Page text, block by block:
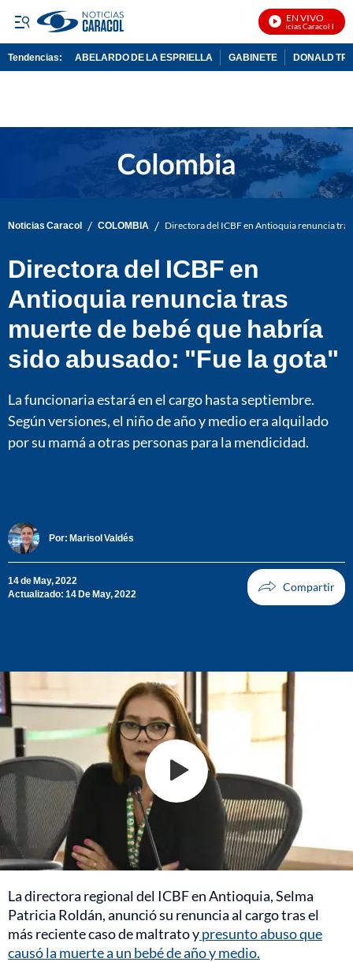
EN VIVO
Noticias Caracol En
Tendencias: ABELARDO DE LA ESPRIELLA GABINETE DONALD
Noticias Caracol / COLOMBIA / Directora del ICBF en Antioquia renuncia
Directora del ICBF en
Antioquia renuncia tras
muerte de bebé que habría
sido abusado: "Fue la gota"
La funcionaria estará en el cargo hasta septiembre.
Según versiones, el niño de año y medio era alquilado
por su mamá a otras personas para la mendicidad.
Por: Marisol Valdés
14 de May, 2022
Actualizado: 14 De May, 2022
La directora regional del ICBF en Antioquia, Selma
Patricia Roldán, anunció su renuncia al cargo tras el
más reciente caso de maltrato ypresunto abuso que
causó la muerte a un bebé de año y medio.